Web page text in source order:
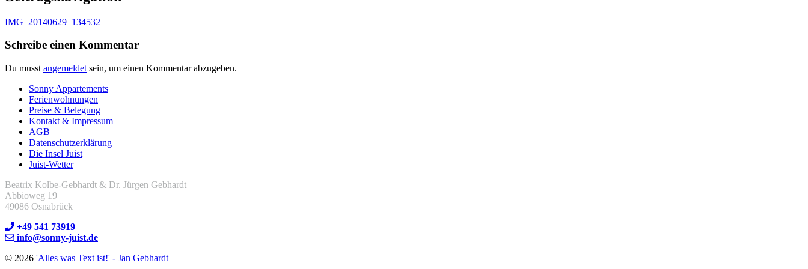
IMG_20140629_134532
Schreibe einen Kommentar
Du musst angemeldet sein, um einen Kommentar abzugeben.
Sonny Appartements
Ferienwohnungen
Preise & Belegung
Kontakt & Impressum
AGB
Datenschutzerklärung
Die Insel Juist
Juist-Wetter
Beatrix Kolbe-Gebhardt & Dr. Jürgen Gebhardt
Abbioweg 19
49086 Osnabrück
+49 541 73919
info@sonny-juist.de
© 2026 'Alles was Text ist!' - Jan Gebhardt